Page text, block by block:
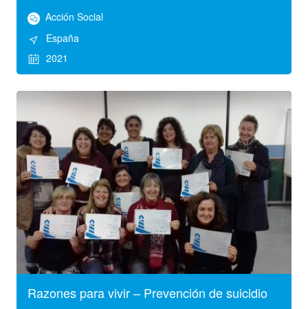
Acción Social
España
2021
Razones para vivir – Prevención de suicidio